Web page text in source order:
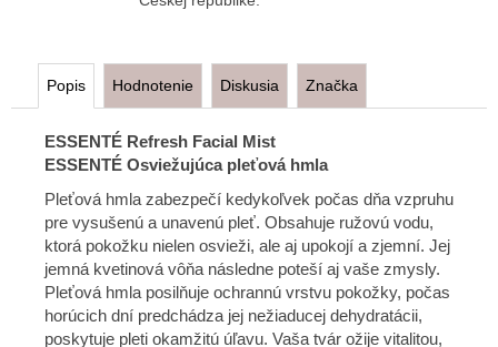
Popis Hodnotenie Diskusia Značka
ESSENTÉ Refresh Facial Mist
ESSENTÉ Osviežujúca pleťová hmla
Pleťová hmla zabezpečí kedykoľvek počas dňa vzpruhu
pre vysušenú a unavenú pleť. Obsahuje ružovú vodu,
ktorá pokožku nielen osvieži, ale aj upokojí a zjemní. Jej
jemná kvetinová vôňa následne poteší aj vaše zmysly.
Pleťová hmla posilňuje ochrannú vrstvu pokožky, počas
horúcich dní predchádza jej nežiaducej dehydratácii,
poskytuje pleti okamžitú úľavu. Vaša tvár ožije vitalitou,